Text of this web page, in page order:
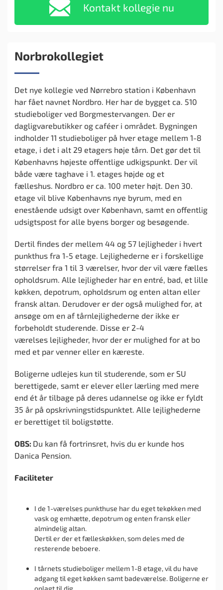
Kontakt kollegie nu
Norbrokollegiet
Det nye kollegie ved Nørrebro station i København
har fået navnet Nordbro. Her har de bygget ca. 510
studieboliger ved Borgmestervangen. Der er
dagligvarebutikker og caféer i området. Bygningen
indholder 11 studieboliger på hver etage mellem 1-8
etage, i det i alt 29 etagers høje tårn. Det gør det til
Københavns højeste offentlige udkigspunkt. Der vil
både være taghave i 1. etages højde og et
fælleshus. Nordbro er ca. 100 meter højt. Den 30.
etage vil blive Københavns nye byrum, med en
enestående udsigt over København, samt en offentlig
udsigtspost for alle byens borger og besøgende.
Dertil findes der mellem 44 og 57 lejligheder i hvert
punkthus fra 1-5 etage. Lejlighederne er i forskellige
størrelser fra 1 til 3 værelser, hvor der vil være fælles
opholdsrum. Alle lejligheder har en entré, bad, et lille
køkken, depotrum, opholdsrum og enten altan eller
fransk altan. Derudover er der også mulighed for, at
ansøge om en af tårnlejlighederne der ikke er
forbeholdt studerende. Disse er 2-4
værelses lejligheder, hvor der er mulighed for at bo
med et par venner eller en kæreste.
Boligerne udlejes kun til studerende, som er SU
berettigede, samt er elever eller lærling med mere
end ét år tilbage på deres udannelse og ikke er fyldt
35 år på opskrivningstidspunktet. Alle lejlighederne
er berettiget til boligstøtte.
OBS: Du kan få fortrinsret, hvis du er kunde hos
Danica Pension.
Faciliteter
I de 1-værelses punkthuse har du eget tekøkken med
vask og emhætte, depotrum og enten fransk eller
almindelig altan.
Dertil er der et fælleskøkken, som deles med de
resterende beboere.
I tårnets studieboliger mellem 1-8 etage, vil du have
adgang til eget køkken samt badeværelse. Boligerne er
oplagt til dig